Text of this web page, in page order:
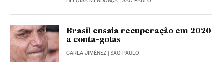
Brasil ensaia recuperação em 2020
a conta-gotas
CARLA JIMÉNEZ | SÃO PAULO